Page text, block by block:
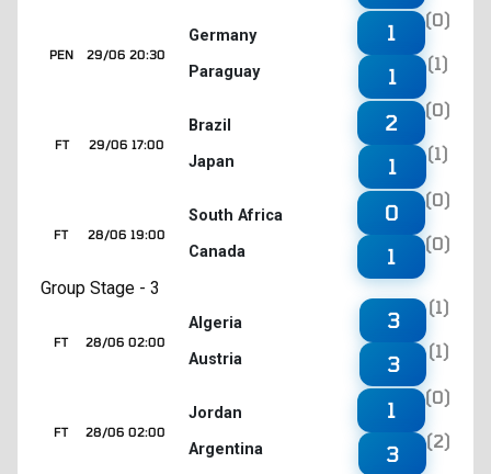
29/06 20:30
PEN
Germany
Paraguay
1
(0)
1
(1)
29/06 17:00
FT
Brazil
Japan
2
(0)
1
(1)
28/06 19:00
FT
South Africa
Canada
0
(0)
1
(0)
Group Stage - 3
28/06 02:00
FT
Algeria
Austria
3
(1)
3
(1)
28/06 02:00
FT
Jordan
Argentina
1
(0)
3
(2)